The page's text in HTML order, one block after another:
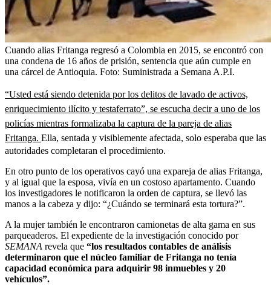
Cuando alias Fritanga regresó a Colombia en 2015, se encontró con
una condena de 16 años de prisión, sentencia que aún cumple en
una cárcel de Antioquia. Foto: Suministrada a Semana A.P.I.
“Usted está siendo detenida por los delitos de lavado de activos,
enriquecimiento ilícito y testaferrato”, se escucha decir a uno de los
policías mientras formalizaba la captura de la pareja de alias
Fritanga. Ella, sentada y visiblemente afectada, solo esperaba que las
autoridades completaran el procedimiento.
En otro punto de los operativos cayó una expareja de alias Fritanga,
y al igual que la esposa, vivía en un costoso apartamento. Cuando
los investigadores le notificaron la orden de captura, se llevó las
manos a la cabeza y dijo: “¿Cuándo se terminará esta tortura?”.
A la mujer también le encontraron camionetas de alta gama en sus
parqueaderos. El expediente de la investigación conocido por
SEMANA revela que “los resultados contables de análisis
determinaron que el núcleo familiar de Fritanga no tenía
capacidad económica para adquirir 98 inmuebles y 20
vehículos”.